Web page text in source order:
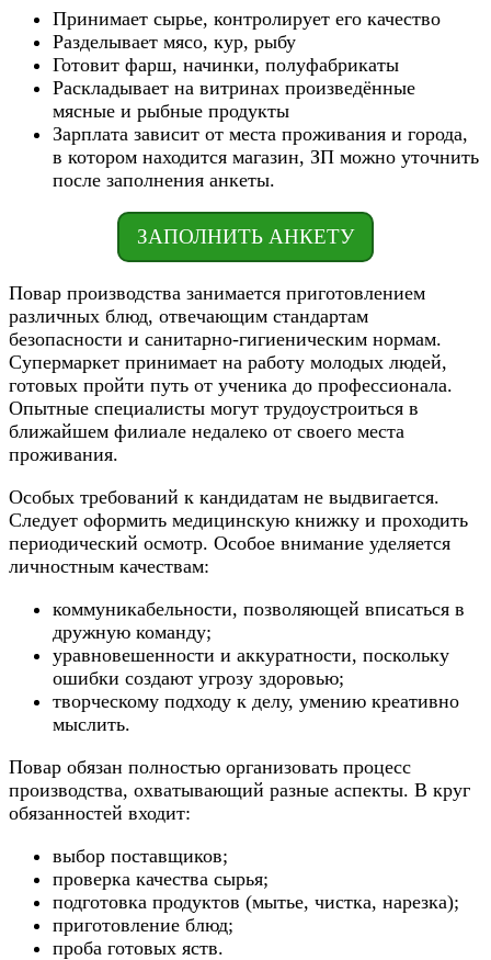
Принимает сырье, контролирует его качество
Разделывает мясо, кур, рыбу
Готовит фарш, начинки, полуфабрикаты
Раскладывает на витринах произведённые
мясные и рыбные продукты
Зарплата зависит от места проживания и города,
в котором находится магазин, ЗП можно уточнить
после заполнения анкеты.
ЗАПОЛНИТЬ АНКЕТУ
Повар производства занимается приготовлением
различных блюд, отвечающим стандартам
безопасности и санитарно-гигиеническим нормам.
Супермаркет принимает на работу молодых людей,
готовых пройти путь от ученика до профессионала.
Опытные специалисты могут трудоустроиться в
ближайшем филиале недалеко от своего места
проживания.
Особых требований к кандидатам не выдвигается.
Следует оформить медицинскую книжку и проходить
периодический осмотр. Особое внимание уделяется
личностным качествам:
коммуникабельности, позволяющей вписаться в
дружную команду;
уравновешенности и аккуратности, поскольку
ошибки создают угрозу здоровью;
творческому подходу к делу, умению креативно
мыслить.
Повар обязан полностью организовать процесс
производства, охватывающий разные аспекты. В круг
обязанностей входит:
выбор поставщиков;
проверка качества сырья;
подготовка продуктов (мытье, чистка, нарезка);
приготовление блюд;
проба готовых яств.